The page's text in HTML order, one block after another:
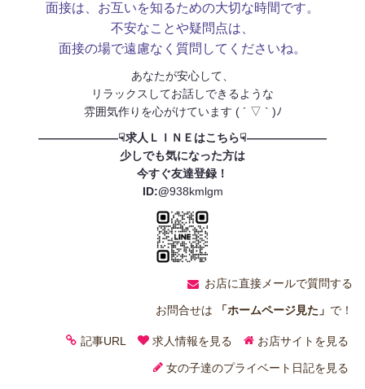
面接は、お互いを知るための大切な時間です。
不安なことや疑問点は、
面接の場で遠慮なく質問してくださいね。
あなたが安心して、
リラックスしてお話しできるような
雰囲気作りを心がけています ( ´ ▽ ` )ﾉ
———————☟求人ＬＩＮＥはこちら☟———————
少しでも気になった方は
今すぐ友達登録！
ID:@938kmlgm
お店に直接メールで質問する
お問合せは
「ホームページ見た」 で！
記事URL 求人情報を見る お店サイトを見る
女の子達のプライベート日記を見る